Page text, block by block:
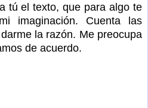
texto, que para algo te
imaginación. Cuenta las
la razón. Me preocupa
de acuerdo.